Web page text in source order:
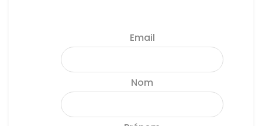
Email
Nom